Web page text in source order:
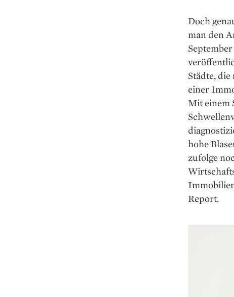
Doch
man den
Städte,
einer
Mit einem
hohe
zufolge
Report.